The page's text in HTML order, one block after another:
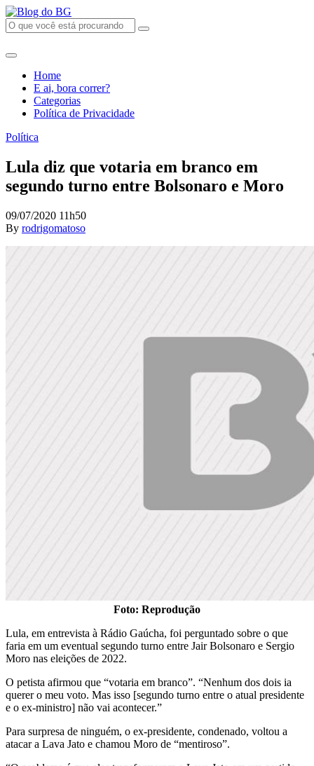
Home
E ai, bora correr?
Categorias
Política de Privacidade
Política
Lula diz que votaria em branco em
segundo turno entre Bolsonaro e Moro
09/07/2020 11h50
By rodrigomatoso
Foto: Reprodução
Lula, em entrevista à Rádio Gaúcha, foi perguntado sobre o que
faria em um eventual segundo turno entre Jair Bolsonaro e Sergio
Moro nas eleições de 2022.
O petista afirmou que “votaria em branco”. “Nenhum dos dois ia
querer o meu voto. Mas isso [segundo turno entre o atual presidente
e o ex-ministro] não vai acontecer.”
Para surpresa de ninguém, o ex-presidente, condenado, voltou a
atacar a Lava Jato e chamou Moro de “mentiroso”.